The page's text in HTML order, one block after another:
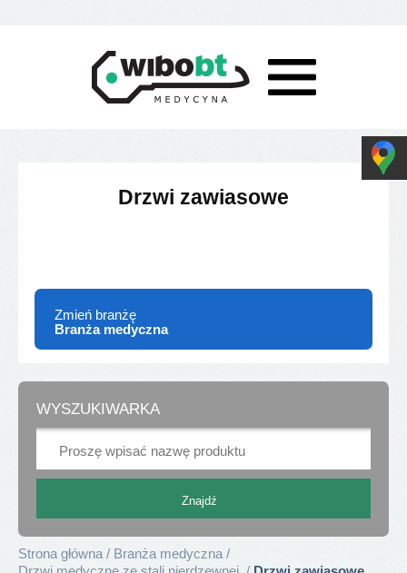
Drzwi zawiasowe
Zmień branżę
Branża medyczna
WYSZUKIWARKA
Strona główna
Branża medyczna